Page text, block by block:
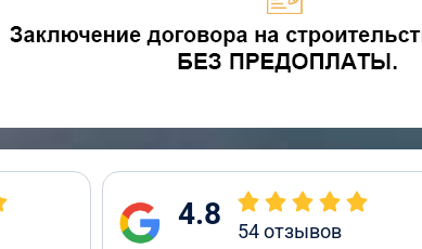
4.8 54отзывов